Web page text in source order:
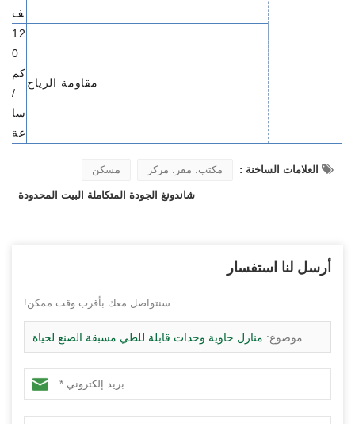
ف
مقاومة الرياح
12
0
كم
/
سا
عة
العلامات الساخنة : مكتب. مقر. مركز مسكن
شاندونغ الجودة المتكاملة البيت المحدودة
أرسل لنا استفسار
سنتواصل معك بأقرب وقت ممكن!
موضوع: منازل حاوية وحدات قابلة للطي مسبقة الصنع لحياة
العمال